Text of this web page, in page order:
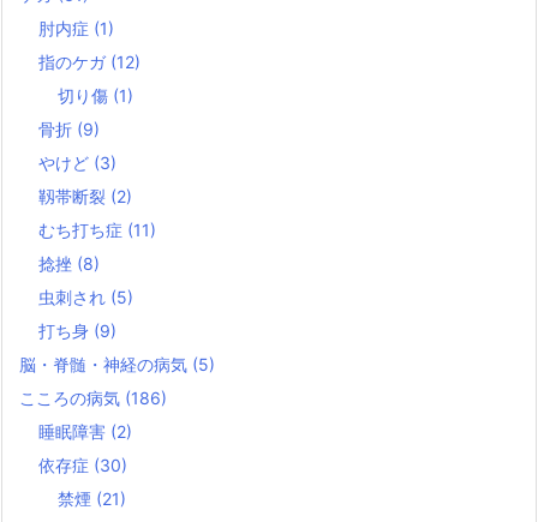
肘内症 (1)
指のケガ (12)
切り傷 (1)
骨折 (9)
やけど (3)
靱帯断裂 (2)
むち打ち症 (11)
捻挫 (8)
虫刺され (5)
打ち身 (9)
脳・脊髄・神経の病気 (5)
こころの病気 (186)
睡眠障害 (2)
依存症 (30)
禁煙 (21)